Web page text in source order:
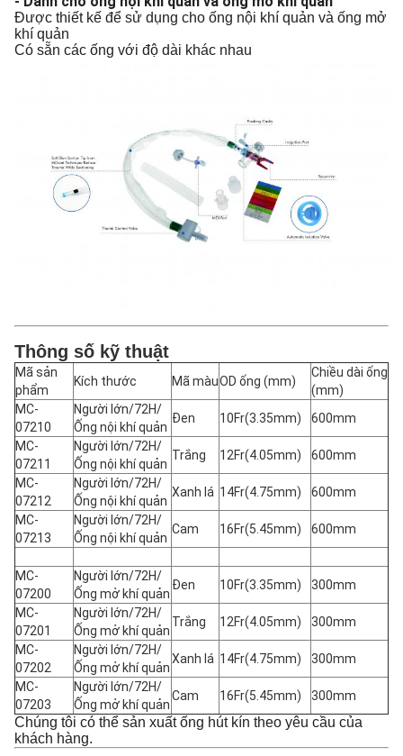
Được thiết kế để sử dụng cho ống nội khí quản và ống mở
khí quản
Có sẵn các ống với độ dài khác nhau
Thông số kỹ thuật
Mã sản
phẩm
Kích thước Mã màuOD ống (mm)
Chiều dài ống
(mm)
MC-
07210
Người lớn/72H/
Ống nội khí quản
Đen 10Fr(3.35mm)
600mm
MC-
07211
Người lớn/72H/
Ống nội khí quản
Trắng 12Fr(4.05mm)
600mm
MC-
07212
Người lớn/72H/
Ống nội khí quản
Xanh lá 14Fr(4.75mm)
600mm
MC-
07213
Người lớn/72H/
Ống nội khí quản
Cam 16Fr(5.45mm) 600mm
MC-
07200
Người lớn/72H/
Ống mở khí quản
Đen 10Fr(3.35mm)
300mm
MC-
07201
Người lớn/72H/
Ống mở khí quản
Trắng 12Fr(4.05mm)
300mm
MC-
07202
Người lớn/72H/
Ống mở khí quản
Xanh lá 14Fr(4.75mm)
300mm
MC-
07203
Người lớn/72H/
Ống mở khí quản
Cam 16Fr(5.45mm) 300mm
Chúng tôi có thể sản xuất ống hút kín theo yêu cầu của
khách hàng.